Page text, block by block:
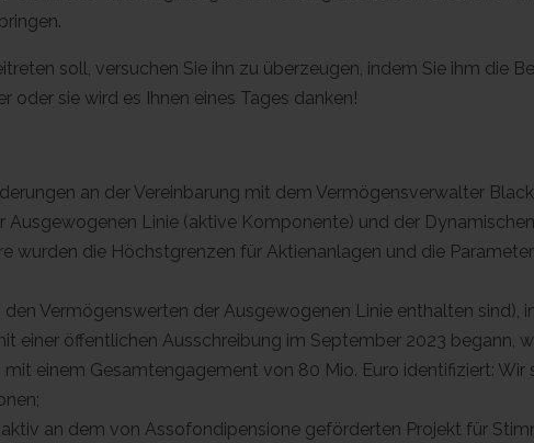
soll, versuchen Sie ihn zu überzeugen, indem Sie ihm die
oder sie wird es Ihnen eines Tages danken!
an der Vereinbarung mit dem Vermögensverwalter
Linie (aktive Komponente) und der
wurden die Höchstgrenzen für Aktienanlagen und die
Vermögenswerten der Ausgewogenen Linie enthalten sind),
einer öffentlichen Ausschreibung im September 2023 begann,
einem Gesamtengagement von 80 Mio. Euro identifiziert: Wir
an dem von Assofondipensione geförderten Projekt für